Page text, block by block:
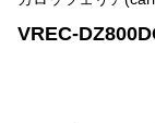
VREC-